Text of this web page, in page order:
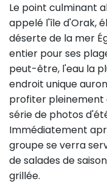
Le point culminant
appelé l'île d'Orak,
déserte de la mer
entier pour ses
peut-être, l'eau la
endroit unique
profiter pleinement
série de photos
Immédiatement
groupe se verra
de salades de
grillée.